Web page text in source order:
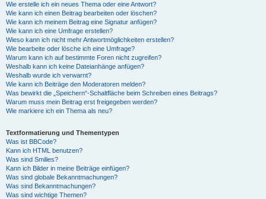
Wie erstelle ich ein neues Thema oder eine Antwort?
Wie kann ich einen Beitrag bearbeiten oder löschen?
Wie kann ich meinem Beitrag eine Signatur anfügen?
Wie kann ich eine Umfrage erstellen?
Wieso kann ich nicht mehr Antwortmöglichkeiten erstellen?
Wie bearbeite oder lösche ich eine Umfrage?
Warum kann ich auf bestimmte Foren nicht zugreifen?
Weshalb kann ich keine Dateianhänge anfügen?
Weshalb wurde ich verwarnt?
Wie kann ich Beiträge den Moderatoren melden?
Was bewirkt die „Speichern“-Schaltfläche beim Schreiben eines Beitrags?
Warum muss mein Beitrag erst freigegeben werden?
Wie markiere ich ein Thema als neu?
Textformatierung und Thementypen
Was ist BBCode?
Kann ich HTML benutzen?
Was sind Smilies?
Kann ich Bilder in meine Beiträge einfügen?
Was sind globale Bekanntmachungen?
Was sind Bekanntmachungen?
Was sind wichtige Themen?